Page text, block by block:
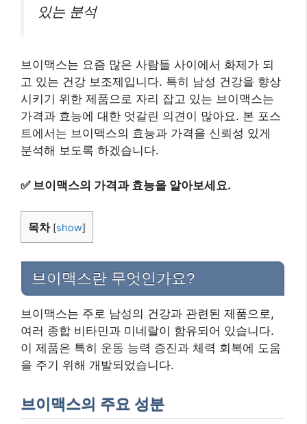
있는 분석
브이맥스는 요즘 많은 사람들 사이에서 화제가 되
고 있는 건강 보조제입니다. 특히 남성 건강을 향상
시키기 위한 제품으로 자리 잡고 있는 브이맥스는
가격과 효능에 대한 엇갈린 의견이 많아요. 본 포스
트에서는 브이맥스의 효능과 가격을 신뢰성 있게
분석해 보도록 하겠습니다.
✅ 브이맥스의 가격과 효능을 알아보세요.
목차 [show]
브이맥스란 무엇인가요?
브이맥스는 주로 남성의 건강과 관련된 제품으로,
여러 종합 비타민과 미네랄이 함유되어 있습니다.
이 제품은 특히 운동 능력 증진과 체력 회복에 도움
을 주기 위해 개발되었습니다.
브이맥스의 주요 성분